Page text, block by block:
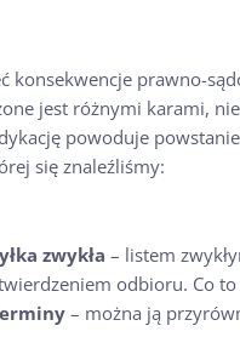
prawno-
jest różnymi karami,
powoduje
się znaleźliśmy:
zwykła – listem
odbioru. Co to
– można ją